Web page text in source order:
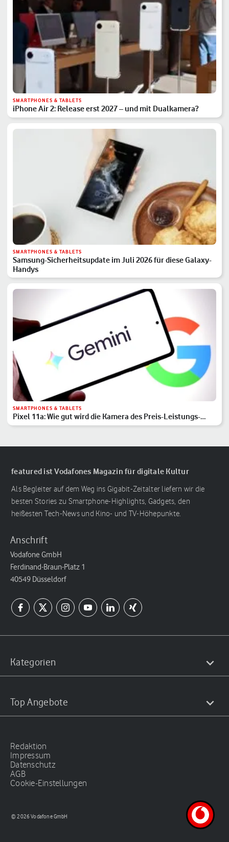
SMARTPHONES & TABLETS
iPhone Air 2: Release erst 2027 – und mit Dualkamera?
SMARTPHONES & TABLETS
Samsung-Sicherheitsupdate im Juli 2026 für diese Galaxy-
Handys
SMARTPHONES & TABLETS
Pixel 11a: Wie gut wird die Kamera des Preis-Leistungs-
Hits?
featured ist Vodafones Magazin für digitale Kultur
Als Begleiter auf dem Weg ins Gigabit-Zeitalter liefern wir die
besten Stories zu Smartphone-Highlights, Gadgets, den
heißesten Tech-News und Kino- und TV-Höhepunkte.
Anschrift
Vodafone GmbH
Ferdinand-Braun-Platz 1
40549 Düsseldorf
Kategorien
Top Angebote
Redaktion
Impressum
Datenschutz
AGB
Cookie-Einstellungen
© 2026 Vodafone GmbH